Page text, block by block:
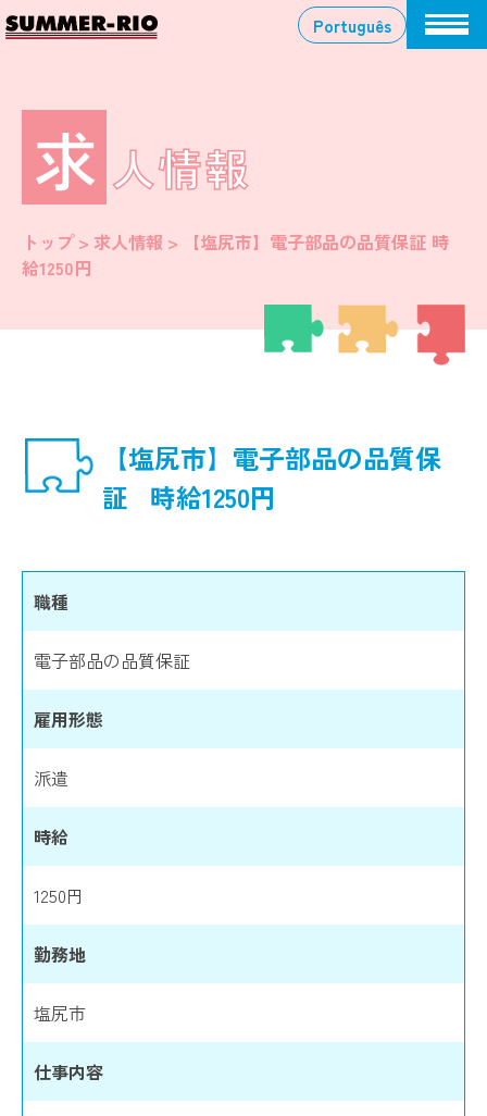
Skip
to
Português
求 人情報
トップ> 求人情報 > 【塩尻市】電子部品の品質保証 時
給1250円
【塩尻市】電子部品の品質保
証
時給1250円
職種
電子部品の品質保証
雇用形態
派遣
時給
1250円
勤務地
塩尻市
仕事内容